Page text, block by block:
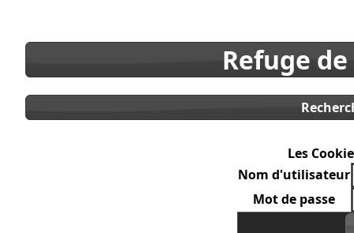
Refuge
Les
Nom d'utilisateur
Mot de passe